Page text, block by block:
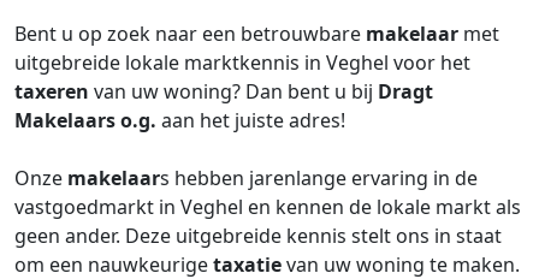
Bent u op zoek naar een betrouwbare makelaar met
uitgebreide lokale marktkennis in Veghel voor het
taxeren van uw woning? Dan bent u bij Dragt
Makelaars o.g. aan het juiste adres!
Onze makelaars hebben jarenlange ervaring in de
vastgoedmarkt in Veghel en kennen de lokale markt als
geen ander. Deze uitgebreide kennis stelt ons in staat
om een nauwkeurigetaxatievan uw woning te maken.